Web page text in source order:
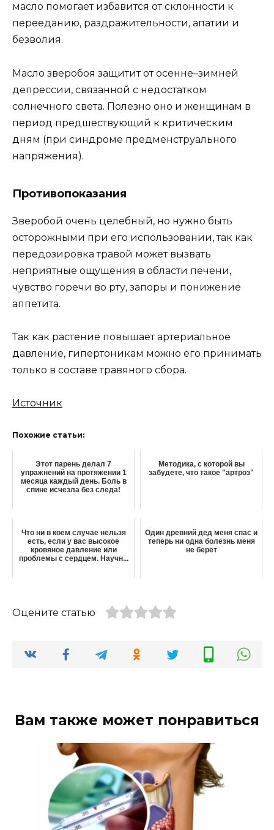
масло помогает избавится от склонности к
перееданию, раздражительности, апатии и
безволия.
Масло зверобоя защитит от осенне–зимней
депрессии, связанной с недостатком
солнечного света. Полезно оно и женщинам в
период предшествующий к критическим
дням (при синдроме предменструального
напряжения).
Противопоказания
Зверобой очень целебный, но нужно быть
осторожными при его использовании, так как
передозировка травой может вызвать
неприятные ощущения в области печени,
чувство горечи во рту, запоры и понижение
аппетита.
Так как растение повышает артериальное
давление, гипертоникам можно его принимать
только в составе травяного сбора.
Источник
Похожие статьи:
Этот парень делал 7
упражнений на протяжении 1
месяца каждый день. Боль в
спине исчезла без следа!
Методика, с которой вы
забудете, что такое "артроз"
Что ни в коем случае нельзя
есть, если у вас высокое
кровяное давление или
проблемы с сердцем. Научн...
Один древний дед меня спас и
теперь ни одна болезнь меня
не берёт
Оцените статью
Вам также может понравиться